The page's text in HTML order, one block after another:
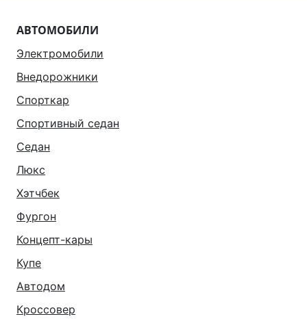
АВТОМОБИЛИ
Электромобили
Внедорожники
Спорткар
Спортивный седан
Седан
Люкс
Хэтчбек
Фургон
Концепт-кары
Купе
Автодом
Кроссовер